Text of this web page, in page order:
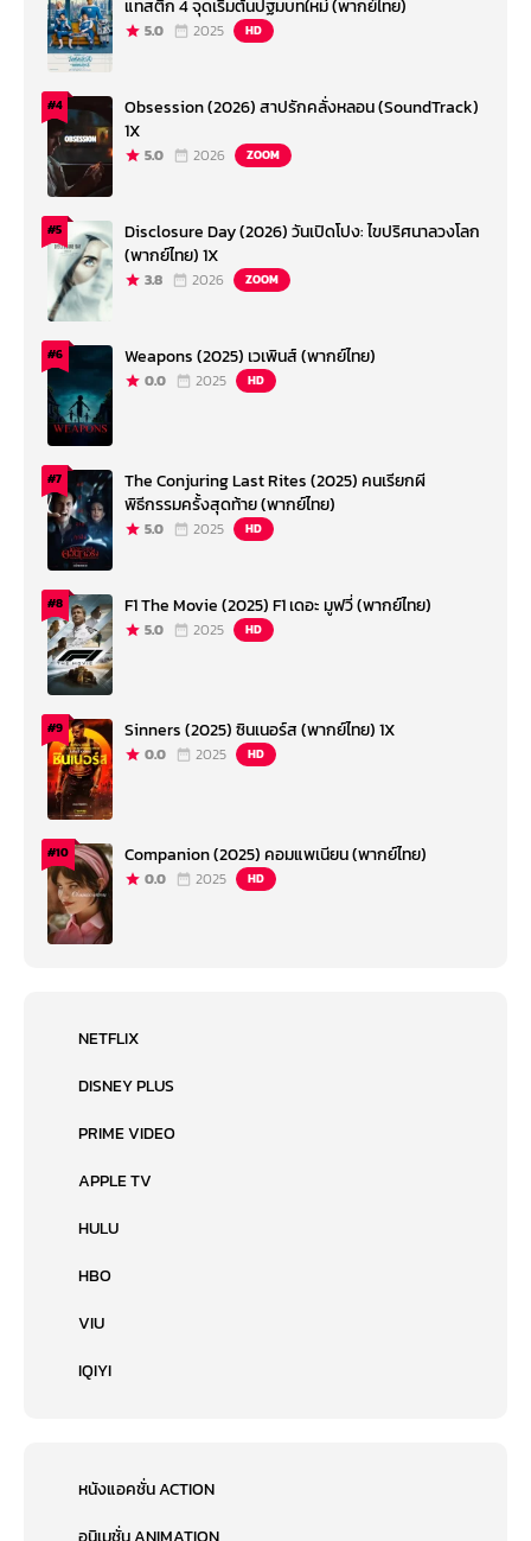
แทสติก 4 จุดเริ่มต้นปฐมบทใหม่ (พากย์ไทย)
5.0 2025 HD
#4
Obsession (2026) สาปรักคลั่งหลอน (SoundTrack)
1X
5.0 2026 ZOOM
#5
Disclosure Day (2026) วันเปิดโปง: ไขปริศนาลวงโลก
(พากย์ไทย) 1X
3.8 2026 ZOOM
#6 Weapons (2025) เวเพินส์ (พากย์ไทย)
0.0 2025 HD
#7
The Conjuring Last Rites (2025) คนเรียกผี
พิธีกรรมครั้งสุดท้าย (พากย์ไทย)
5.0 2025 HD
#8 F1 The Movie (2025) F1 เดอะ มูฟวี่ (พากย์ไทย)
5.0 2025 HD
#9 Sinners (2025) ซินเนอร์ส (พากย์ไทย) 1X
0.0 2025 HD
#10 Companion (2025) คอมแพเนียน (พากย์ไทย)
0.0 2025 HD
NETFLIX
DISNEY PLUS
PRIME VIDEO
APPLE TV
HULU
HBO
VIU
IQIYI
หนังแอคชั่น ACTION